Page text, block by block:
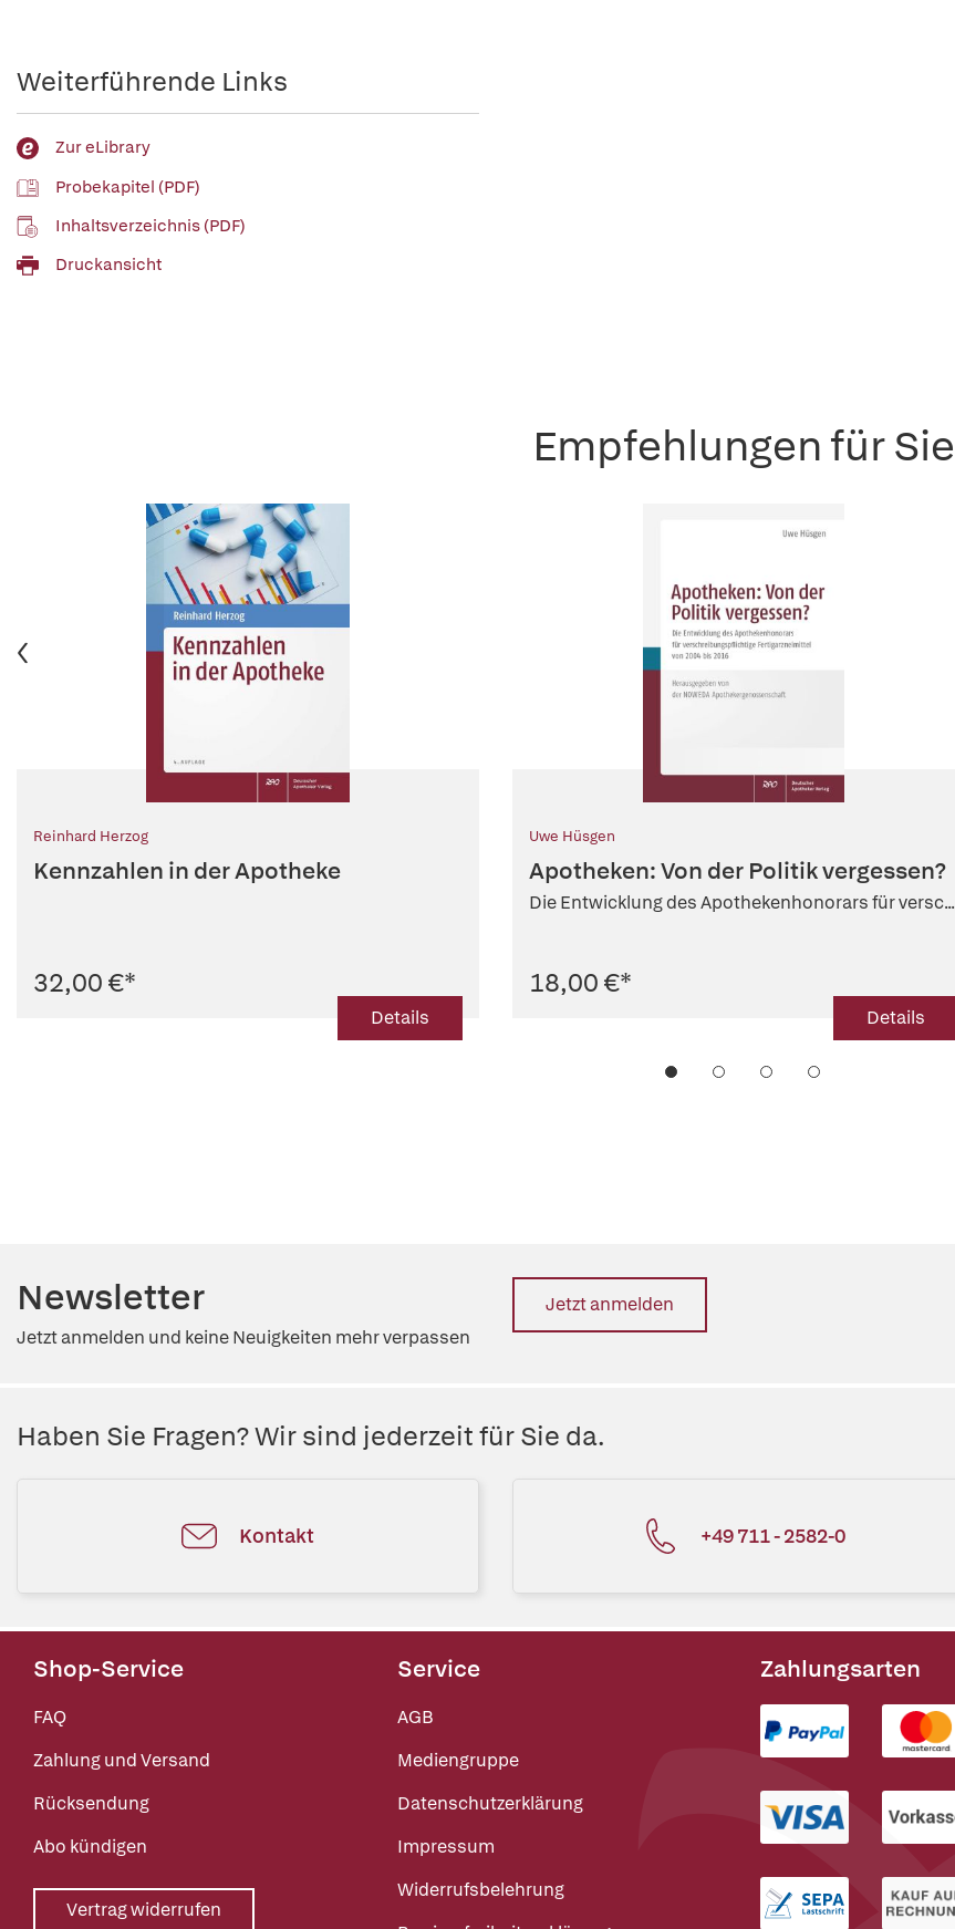
Weiterführende Links
Zur eLibrary
Probekapitel (PDF)
Inhaltsverzeichnis (PDF)
Druckansicht
Empfehlungen für Sie
Reinhard Herzog
Kennzahlen in der Apotheke
32,00 €*
Details
Uwe Hüsgen
Apotheken: Von der Politik vergessen?
Die Entwicklung des Apothekenhonorars für versc...
18,00 €*
Details
Newsletter
Jetzt anmelden und keine Neuigkeiten mehr verpassen
Jetzt anmelden
Haben Sie Fragen? Wir sind jederzeit für Sie da.
Kontakt +49 711 - 2582-0
Shop-Service
FAQ
Zahlung und Versand
Rücksendung
Abo kündigen
Vertrag widerrufen
Service
AGB
Mediengruppe
Datenschutzerklärung
Impressum
Widerrufsbelehrung
Zahlungsarten